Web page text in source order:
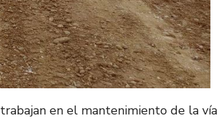
en el mantenimiento de la vía